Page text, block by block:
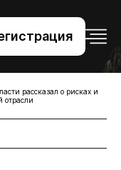
32
рассказал о рисках и
отрасли